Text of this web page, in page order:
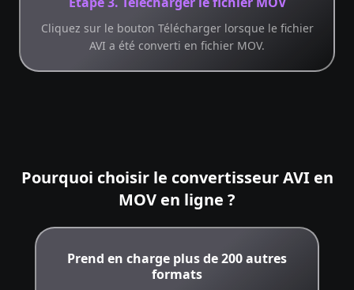
Cliquez sur le bouton Télécharger lorsque le fichier
AVI a été converti en fichier MOV.
Pourquoi choisir le convertisseur AVI en
MOV en ligne ?
Prend en charge plus de 200 autres
formats